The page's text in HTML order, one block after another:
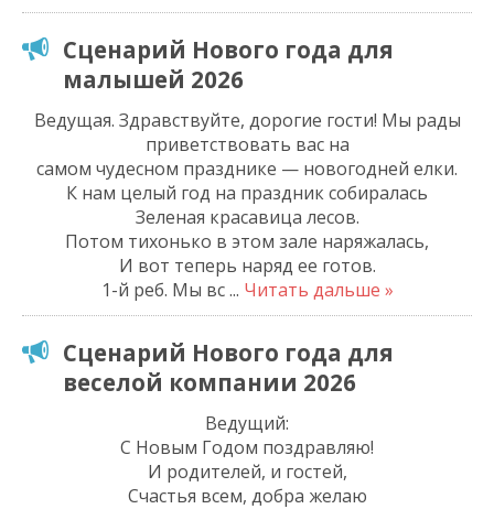
Сценарий Нового года для
малышей 2026
Ведущая. Здравствуйте, дорогие гости! Мы рады
приветствовать вас на
самом чудесном празднике — новогодней елки.
К нам целый год на праздник собиралась
Зеленая красавица лесов.
Потом тихонько в этом зале наряжалась,
И вот теперь наряд ее готов.
1-й реб. Мы вс... Читать дальше »
Сценарий Нового года для
веселой компании 2026
Ведущий:
С Новым Годом поздравляю!
И родителей, и гостей,
Счастья всем, добра желаю